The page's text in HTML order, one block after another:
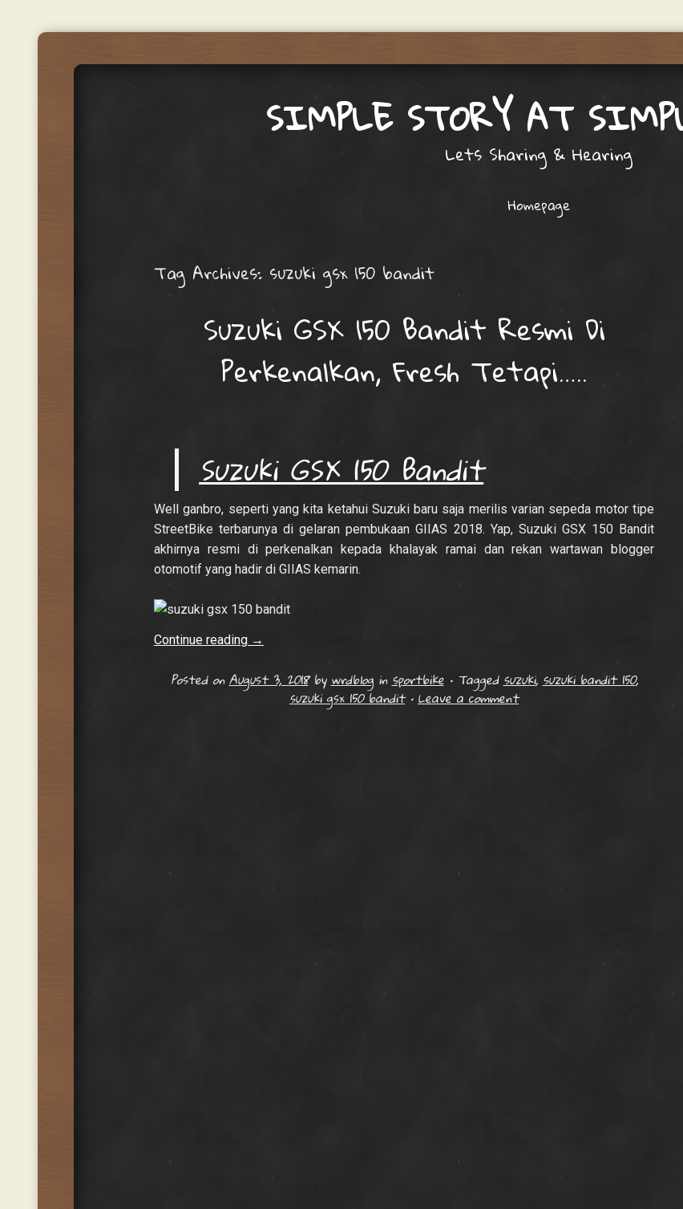
SIMPLE STORY AT
Lets Sharing & Hearing
Homepage
Tag Archives: suzuki gsx 150 bandit
Suzuki GSX 150 Bandit Resmi Di
Perkenalkan, Fresh Tetapi…..
Suzuki GSX 150 Bandit
Well ganbro, seperti yang kita ketahui Suzuki baru saja merilis varian sepeda motor tipe
StreetBike terbarunya di gelaran pembukaan GIIAS 2018. Yap, Suzuki GSX 150 Bandit
akhirnya resmi di perkenalkan kepada khalayak ramai dan rekan wartawan blogger
otomotif yang hadir di GIIAS kemarin.
Continue reading →
Posted onAugust 3, 2018bywrdblog insportbike • Taggedsuzuki,suzuki bandit 150,
suzuki gsx 150 bandit •Leave a comment